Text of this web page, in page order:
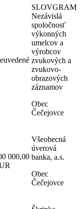
SLOVGRAM
Nezávislá
spoločnosť
výkonných
umelcov a
výrobcov
zvukových a
zvukovo-
obrazových
záznamov
Obec
Čečejovce
000,00
Všeobecná
úverová
banka, a.s.
Obec
Čečejovce